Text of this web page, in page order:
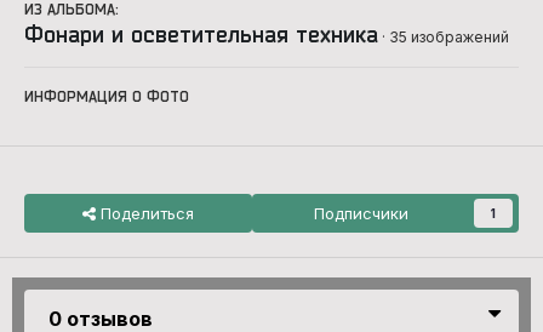
ИЗ АЛЬБОМА:
Фонари и осветительная техника · 35 изображений
ИНФОРМАЦИЯ О ФОТО
Поделиться Подписчики 1
0 отзывов